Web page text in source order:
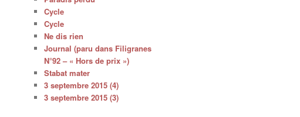
Cycle
Cycle
Ne dis rien
Journal (paru dans Filigranes
N°92 – « Hors de prix »)
Stabat mater
3 septembre 2015 (4)
3 septembre 2015 (3)